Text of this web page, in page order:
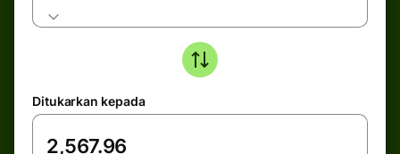
Ditukarkan kepada